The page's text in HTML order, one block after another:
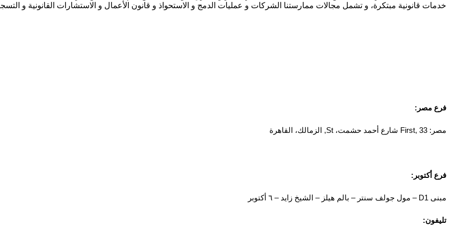
خدمات قانونية مبتكرة، و تشمل مجالات ممارستنا الشركات و عمليات الدمج و الاستحواذ و قانون الأعمال و الاستشارات القانونية و
فرع مصر:
مصر: First, 33 شارع أحمد حشمت، St, الزمالك، القاهرة
فرع أكتوبر:
مبنى D1 – مول جولف سنتر – بالم هيلز – الشيخ زايد – ٦ أكتوبر
تليفون: